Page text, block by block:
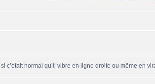
c’était normal qu’il vibre en ligne droite ou même en